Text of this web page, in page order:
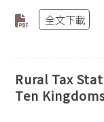
全文下載
Rural Tax
Ten